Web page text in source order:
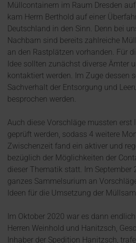
Müllcontainern im Raum Dresden
kam Herrn Berthold auf einer
Deutschland in den Sinn. Denn bei
Nachbarn sind bereits zahlreiche
an den Rastplätzen vorhanden. Für
Idee sollten zunächst diverse Ämter
kontaktiert werden. Im Zuge dessen
Sachverhalt der Entsorgung und
besprochen werden.
Auch diese Vorschläge mussten erst
geprüft werden, sodass 4 weitere
Zwischenzeit fand ein aktiver und
bezüglich der Möglichkeiten der
dieser Thematik statt. Im September
ganzes Sammelsurium an
Ideen für die Umsetzung der
Im Oktober 2020 war es dann
Herren Weinhold und Hanitzsch,
Inhaber der Spedition Hanitzsch,